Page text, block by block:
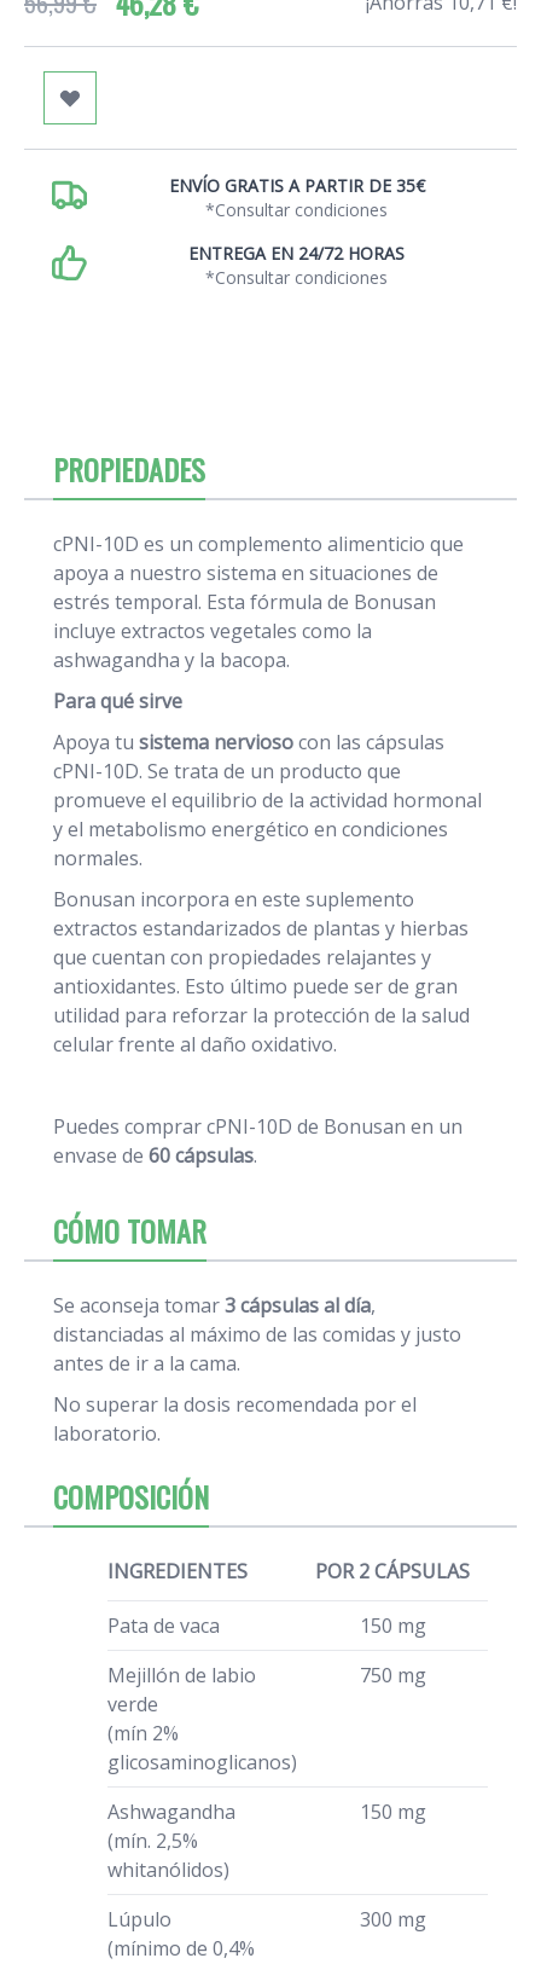
ENVÍO GRATIS A PARTIR DE 35€
*Consultar condiciones
ENTREGA EN 24/72 HORAS
*Consultar condiciones
PROPIEDADES
cPNI-10D es un complemento alimenticio que
apoya a nuestro sistema en situaciones de
estrés temporal. Esta fórmula de Bonusan
incluye extractos vegetales como la
ashwagandha y la bacopa.
Para qué sirve
Apoya tu sistema nerviosocon las cápsulas
cPNI-10D. Se trata de un producto que
promueve el equilibrio de la actividad hormonal
y el metabolismo energético en condiciones
normales.
Bonusan incorpora en este suplemento
extractos estandarizados de plantas y hierbas
que cuentan con propiedades relajantes y
antioxidantes. Esto último puede ser de gran
utilidad para reforzar la protección de la salud
celular frente al daño oxidativo.
Puedes comprar cPNI-10D de Bonusan en un
envase de 60 cápsulas.
CÓMO TOMAR
Se aconseja tomar3 cápsulas al día,
distanciadas al máximo de las comidas y justo
antes de ir a la cama.
No superar la dosis recomendada por el
laboratorio.
COMPOSICIÓN
INGREDIENTES POR 2 CÁPSULAS
Pata de vaca
150 mg
Mejillón de labio
verde
(mín 2%
glicosaminoglicanos)
750 mg
Ashwagandha
(mín. 2,5%
whitanólidos)
150 mg
Lúpulo
(mínimo de 0,4%
300 mg